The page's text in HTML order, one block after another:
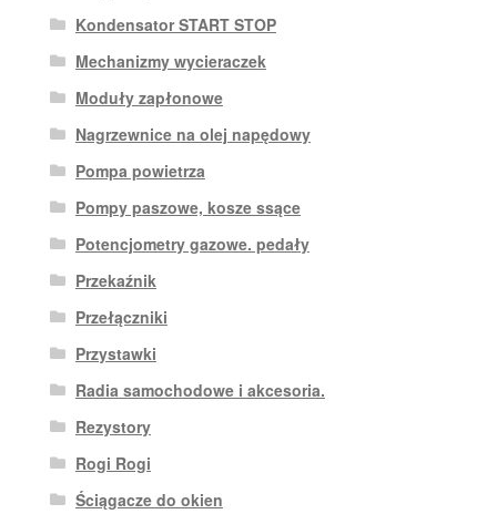
Kondensator START STOP
Mechanizmy wycieraczek
Moduły zapłonowe
Nagrzewnice na olej napędowy
Pompa powietrza
Pompy paszowe, kosze ssące
Potencjometry gazowe. pedały
Przekaźnik
Przełączniki
Przystawki
Radia samochodowe i akcesoria.
Rezystory
Rogi Rogi
Ściągacze do okien